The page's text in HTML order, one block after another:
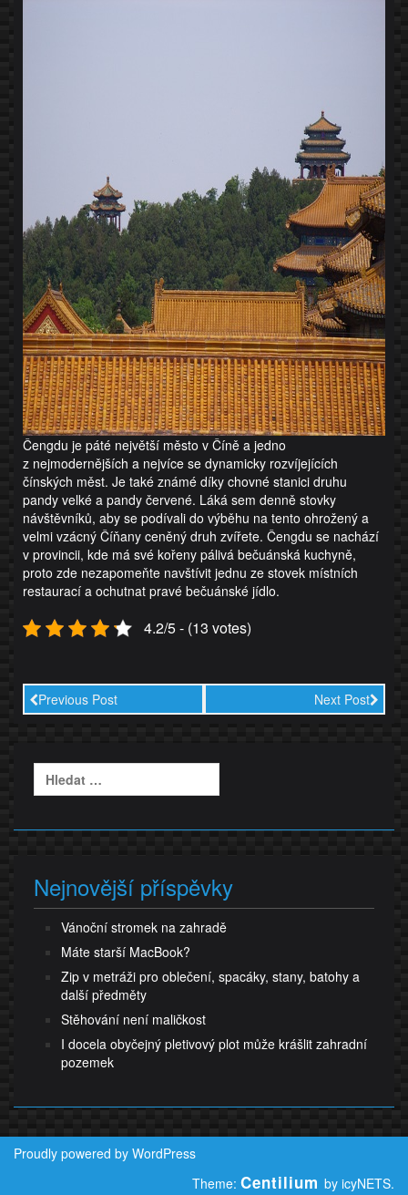
Čengdu je páté největší město v Číně a jedno
z nejmodernějších a nejvíce se dynamicky rozvíjejících
čínských měst. Je také známé díky chovné stanici druhu
pandy velké a pandy červené. Láká sem denně stovky
návštěvníků, aby se podívali do výběhu na tento ohrožený a
velmi vzácný Číňany ceněný druh zvířete. Čengdu se nachází
v provincii, kde má své kořeny pálivá bečuánská kuchyně,
proto zde nezapomeňte navštívit jednu ze stovek místních
restaurací a ochutnat pravé bečuánské jídlo.
4.2/5 - (13 votes)
Previous Post Next Post
Vyhledávání
Nejnovější příspěvky
Vánoční stromek na zahradě
Máte starší MacBook?
Zip v metráži pro oblečení, spacáky, stany, batohy a
další předměty
Stěhování není maličkost
I docela obyčejný pletivový plot může krášlit zahradní
pozemek
Proudly powered by WordPress
Theme: Centilium by icyNETS.